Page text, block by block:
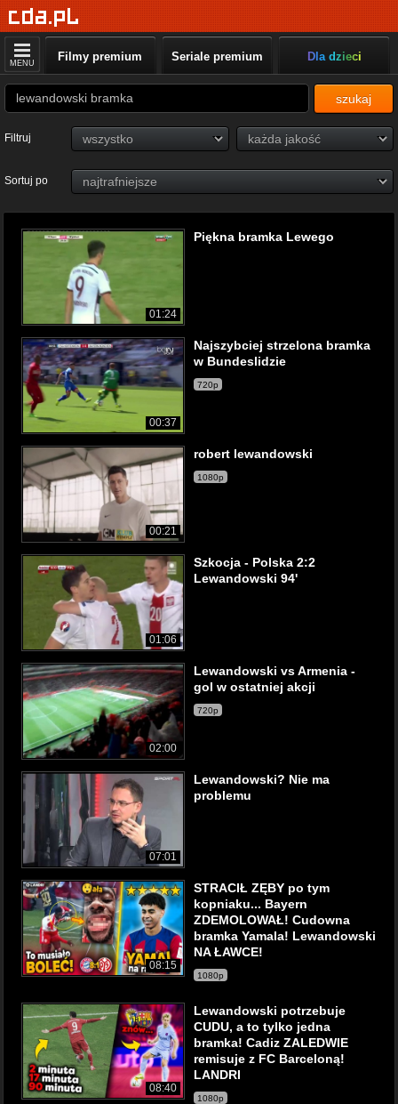
MENU Filmy premium Seriale premium Dla dzieci
szukaj
Filtruj
Sortuj po
01:24
Piękna bramka Lewego
00:37
Najszybciej strzelona bramka
w Bundeslidzie
720p
00:21
robert lewandowski
1080p
01:06
Szkocja - Polska 2:2
Lewandowski 94'
02:00
Lewandowski vs Armenia -
gol w ostatniej akcji
720p
07:01
Lewandowski? Nie ma
problemu
08:15
STRACIŁ ZĘBY po tym
kopniaku... Bayern
ZDEMOLOWAŁ! Cudowna
bramka Yamala! Lewandowski
NA ŁAWCE!
1080p
08:40
Lewandowski potrzebuje
CUDU, a to tylko jedna
bramka! Cadiz ZALEDWIE
remisuje z FC Barceloną!
LANDRI
1080p